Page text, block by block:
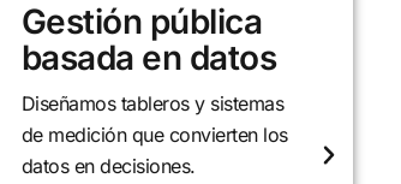
Investigación y
desarrollo
Analizamos políticas,
programas y realidades locales
para entender sus causas y